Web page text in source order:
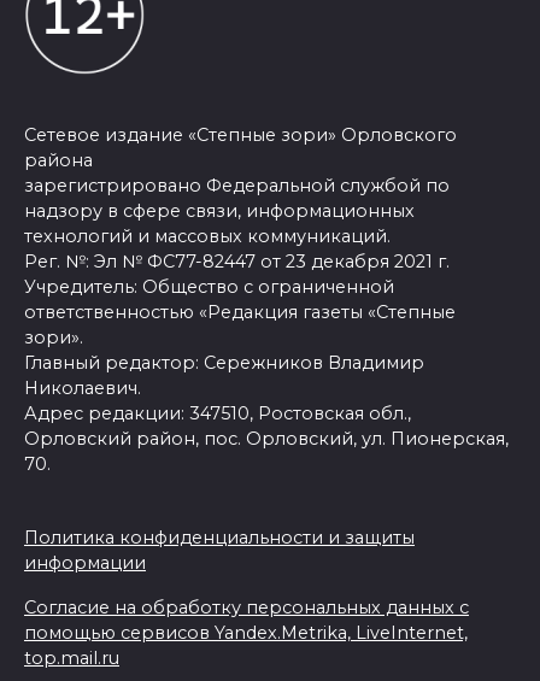
Сетевое издание «Степные зори» Орловского
района
зарегистрировано Федеральной службой по
надзору в сфере связи, информационных
технологий и массовых коммуникаций.
Рег. №: Эл № ФС77-82447 от 23 декабря 2021 г.
Учредитель: Общество с ограниченной
ответственностью «Редакция газеты «Степные
зори».
Главный редактор: Сережников Владимир
Николаевич.
Адрес редакции: 347510, Ростовская обл.,
Орловский район, пос. Орловский, ул. Пионерская,
70.
Политика конфиденциальности и защиты
информации
Согласие на обработку персональных данных с
помощью сервисов Yandex.Metrika, LiveInternet,
top.mail.ru